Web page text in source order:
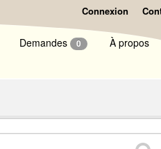
Connexion
Demandes 0 À propos